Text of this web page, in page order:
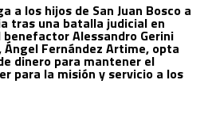
a los hijos de San Juan Bosco a
tras una batalla judicial en
Alessandro Gerini
Ángel Fernández Artime, opta
dinero para mantener el
para la misión y servicio a los